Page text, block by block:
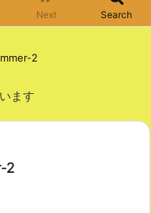
Next Search
2
ます
2